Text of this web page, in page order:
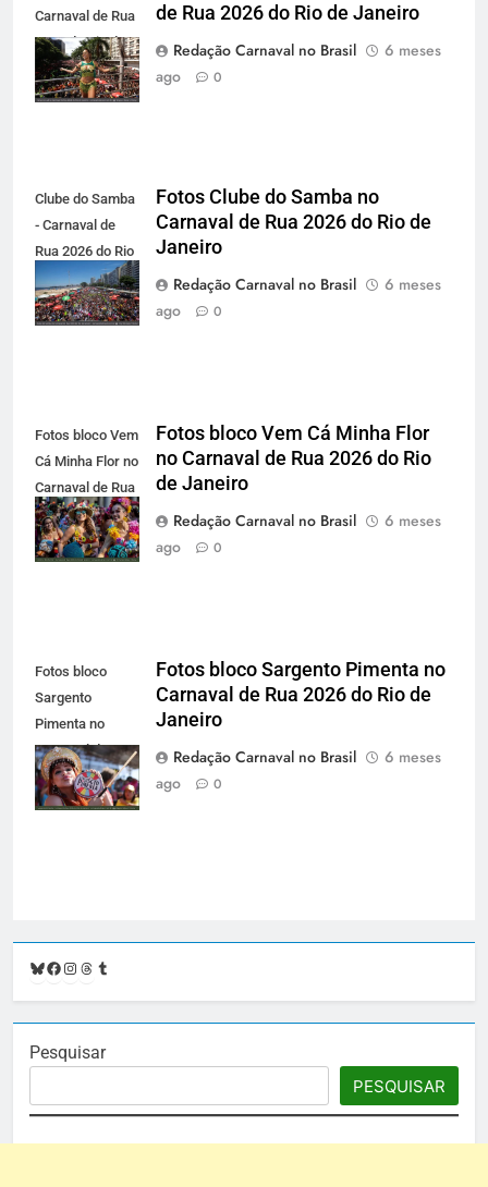
Carnaval de Rua
2026 do Rio de
Janeiro
de Rua 2026 do Rio de Janeiro
Redação Carnaval no Brasil
6 meses
ago
0
Clube do Samba
- Carnaval de
Rua 2026 do Rio
de Janeiro -
carnavalnobrasil.com.br
Fotos Clube do Samba no
Carnaval de Rua 2026 do Rio de
Janeiro
Redação Carnaval no Brasil
6 meses
ago
0
Fotos bloco Vem
Cá Minha Flor no
Carnaval de Rua
2026 do Rio de
Janeiro
Fotos bloco Vem Cá Minha Flor
no Carnaval de Rua 2026 do Rio
de Janeiro
Redação Carnaval no Brasil
6 meses
ago
0
Fotos bloco
Sargento
Pimenta no
Carnaval de Rua
2026 do Rio de
Janeiro
Fotos bloco Sargento Pimenta no
Carnaval de Rua 2026 do Rio de
Janeiro
Redação Carnaval no Brasil
6 meses
ago
0
Bluesky
Facebook
Instagram
Threads
Pesquisar
PESQUISAR